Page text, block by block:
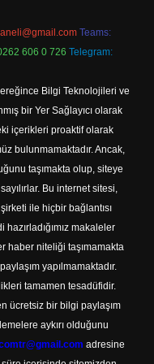
Teams:
606 0 726 Telegram:
Bilgi Teknolojileri ve
bir Yer Sağlayıcı olarak
içerikleri proaktif olarak
bulunmamaktadır. Ancak,
taşımakta olup, siteye
Bu internet sitesi,
ile hiçbir bağlantısı
makaleler
haber niteliği taşımamakta
yapılmamaktadır.
tamamen tesadüfidir.
ücretsiz bir bilgi paylaşım
aykırı olduğunu
adresine